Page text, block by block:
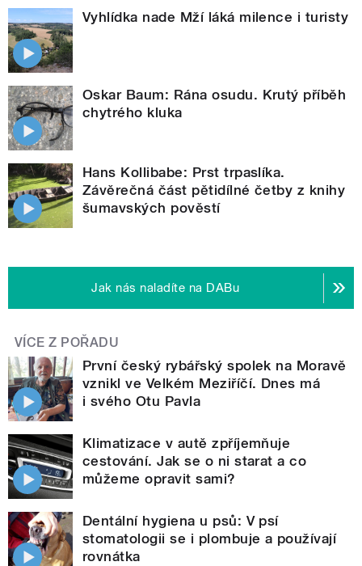
Vyhlídka nade Mží láká milence i turisty
Oskar Baum: Rána osudu. Krutý příběh
chytrého kluka
Hans Kollibabe: Prst trpaslíka.
Závěrečná část pětidílné četby z knihy
šumavských pověstí
Jak nás naladíte na DABu
VÍCE Z POŘADU
První český rybářský spolek na Moravě
vznikl ve Velkém Meziříčí. Dnes má
i svého Otu Pavla
Klimatizace v autě zpříjemňuje
cestování. Jak se o ni starat a co
můžeme opravit sami?
Dentální hygiena u psů: V psí
stomatologii se i plombuje a používají
rovnátka